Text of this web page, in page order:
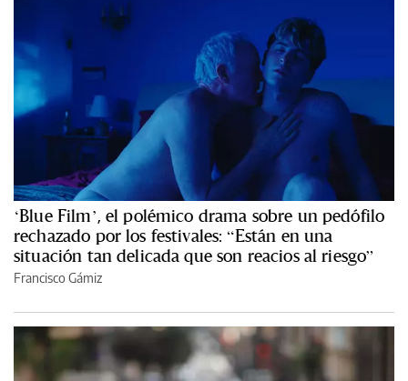
‘Blue Film’, el polémico drama sobre un pedófilo
rechazado por los festivales: “Están en una
situación tan delicada que son reacios al riesgo”
Francisco Gámiz